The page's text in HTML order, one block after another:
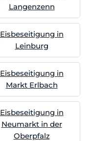
Langenzenn
Eisbeseitigung in
Leinburg
Eisbeseitigung in
Markt Erlbach
Eisbeseitigung in
Neumarkt in der
Oberpfalz